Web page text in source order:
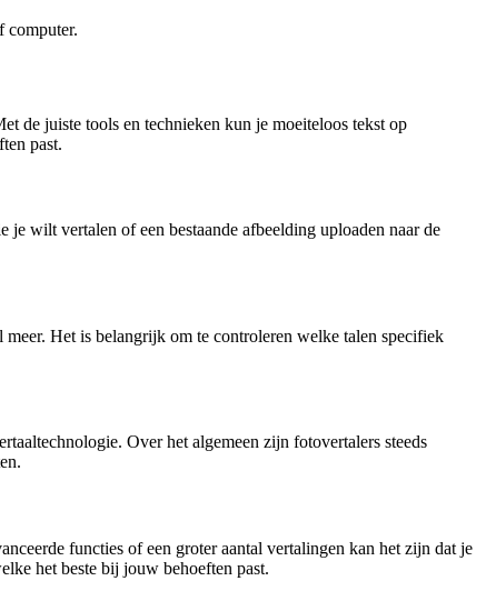
computer.
de juiste tools en technieken kun je moeiteloos tekst op
past.
je wilt vertalen of een bestaande afbeelding uploaden naar de
meer. Het is belangrijk om te controleren welke talen specifiek
Over het algemeen zijn fotovertalers steeds
functies of een groter aantal vertalingen kan het zijn dat je
het beste bij jouw behoeften past.